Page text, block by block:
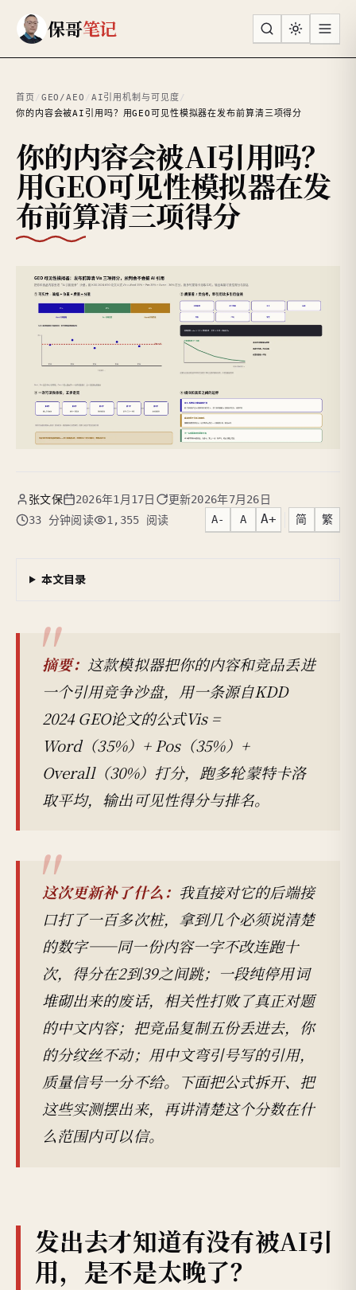
保哥笔记
首页/ GEO/AEO / AI引用机制与可见度/
你的内容会被AI引用吗？用GEO可见性模拟器在发布前算清三项得分
你的内容会被AI引用吗？
用GEO可见性模拟器在发
布前算清三项得分
张文保 2026年1月17日 更新2026年7月26日
33 分钟阅读
1,355 阅读 A- A A+ 简 繁
本文目录
摘要： 这款模拟器把你的内容和竞品丢进
一个引用竞争沙盘，用一条源自KDD
2024 GEO论文的公式Vis =
Word（35%）+ Pos（35%）+
Overall（30%）打分，跑多轮蒙特卡洛
取平均，输出可见性得分与排名。
这次更新补了什么： 我直接对它的后端接
口打了一百多次桩，拿到几个必须说清楚
的数字——同一份内容一字不改连跑十
次，得分在2到39之间跳；一段纯停用词
堆砌出来的废话，相关性打败了真正对题
的中文内容；把竞品复制五份丢进去，你
的分纹丝不动；用中文弯引号写的引用，
质量信号一分不给。下面把公式拆开、把
这些实测摆出来，再讲清楚这个分数在什
么范围内可以信。
发出去才知道有没有被AI引
用，是不是太晚了？